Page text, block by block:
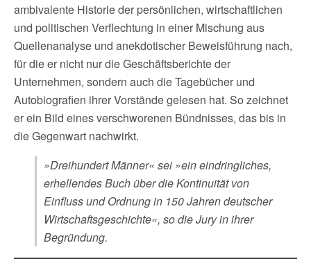
ambivalente Historie der persönlichen, wirtschaftlichen
und politischen Verflechtung in einer Mischung aus
Quellenanalyse und anekdotischer Beweisführung nach,
für die er nicht nur die Geschäftsberichte der
Unternehmen, sondern auch die Tagebücher und
Autobiografien ihrer Vorstände gelesen hat. So zeichnet
er ein Bild eines verschworenen Bündnisses, das bis in
die Gegenwart nachwirkt.
»Dreihundert Männer« sei »ein eindringliches,
erhellendes Buch über die Kontinuität von
Einfluss und Ordnung in 150 Jahren deutscher
Wirtschaftsgeschichte«, so die Jury in ihrer
Begründung.